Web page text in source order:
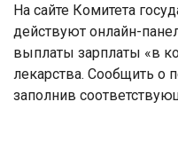
На сайте Комитета
действуют онлайн-
выплаты зарплаты «в
лекарства. Сообщить о
заполнив